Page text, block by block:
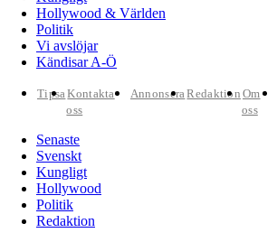
Hollywood & Världen
Politik
Vi avslöjar
Kändisar A-Ö
TipsaKontakta
oss
AnnonseraRedaktion Om
oss
Senaste
Svenskt
Kungligt
Hollywood
Politik
Redaktion